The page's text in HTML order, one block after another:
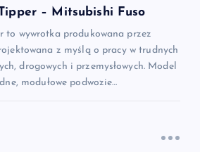
– Mitsubishi Fuso
to wywrotka produkowana przez
z myślą o pracy w trudnych
drogowych i przemysłowych. Model
modułowe podwozie…